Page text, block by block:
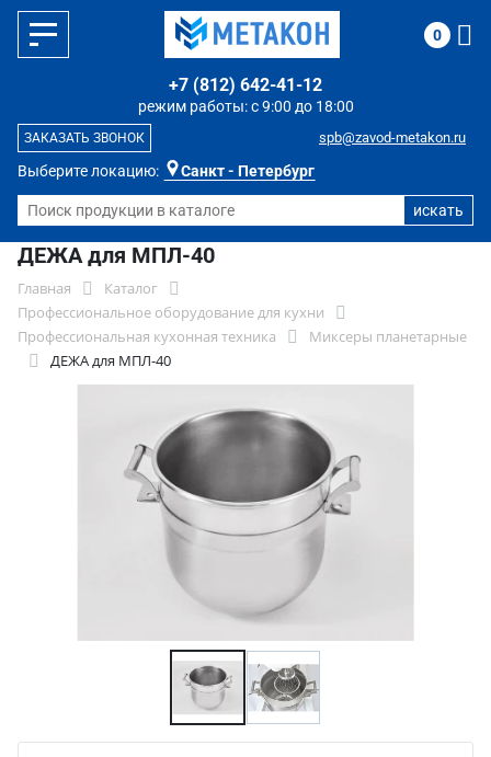
Выберите локацию: Санкт - Петербург
режим работы: с 9:00 до 18:00
+7 (812) 642-41-12
spb@zavod-metakon.ru
ЗАКАЗАТЬ ЗВОНОК
0
ДЕЖА для МПЛ-40
Главная
Каталог
Профессиональное оборудование для кухни
Профессиональная кухонная техника
Миксеры планетарные
ДЕЖА для МПЛ-40